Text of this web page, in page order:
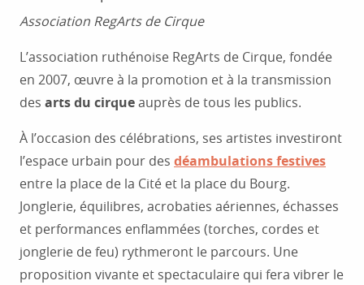
Association RegArts de Cirque
L’association ruthénoise RegArts de Cirque, fondée
en 2007, œuvre à la promotion et à la transmission
des arts du cirqueauprès de tous les publics.
À l’occasion des célébrations, ses artistes investiront
l’espace urbain pour des déambulations festives
entre la place de la Cité et la place du Bourg.
Jonglerie, équilibres, acrobaties aériennes, échasses
et performances enflammées (torches, cordes et
jonglerie de feu) rythmeront le parcours. Une
proposition vivante et spectaculaire qui fera vibrer le